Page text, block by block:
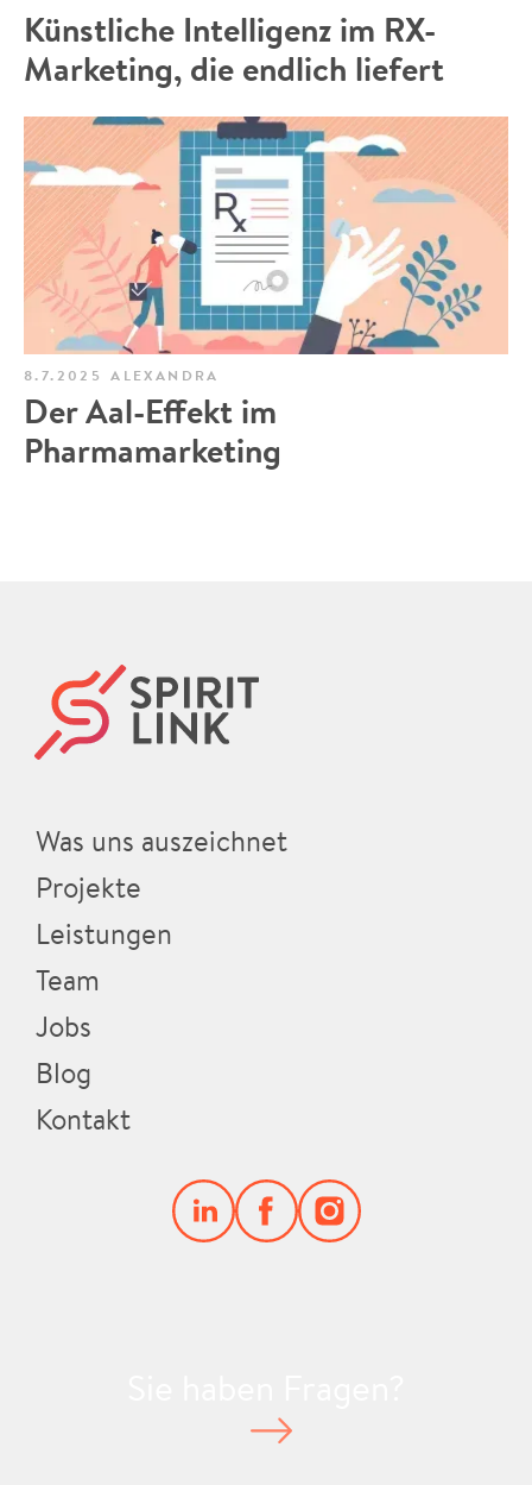
Künstliche Intelligenz im RX-
Marketing, die endlich liefert
8.7.2025 ALEXANDRA
Der Aal-Effekt im
Pharmamarketing
Was uns auszeichnet
Projekte
Leistungen
Team
Jobs
Blog
Kontakt